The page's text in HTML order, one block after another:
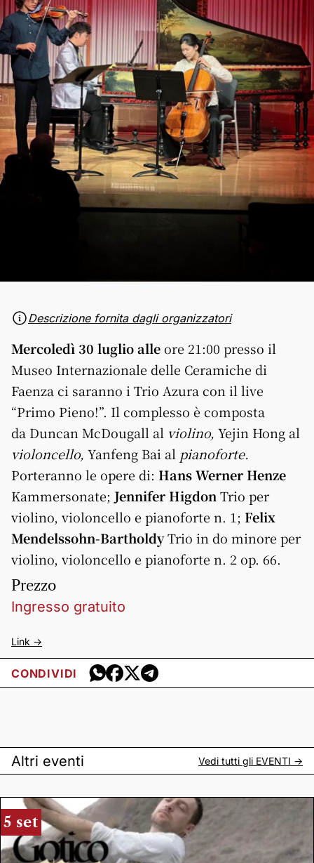
Descrizione fornita dagli organizzatori
Mercoledì 30 luglio alleore 21:00 presso il
Museo Internazionale delle Ceramiche di
Faenza ci saranno i Trio Azura con il live
“Primo Pieno!”. Il complesso è composta
da Duncan McDougall al violino, Yejin Hong al
violoncello, Yanfeng Bai al pianoforte.
Porteranno le opere di: Hans Werner Henze
Kammersonate; Jennifer HigdonTrio per
violino, violoncello e pianoforte n. 1; Felix
Mendelssohn-BartholdyTrio in do minore per
violino, violoncello e pianoforte n. 2 op. 66.
Prezzo
Ingresso gratuito
Link ->
CONDIVIDI
Altri eventi Vedi tutti gli EVENTI ->
5 set